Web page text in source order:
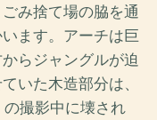
み捨て場の脇を通
ます。アーチは巨
らジャングルが迫
いた木造部分は、
撮影中に壊され